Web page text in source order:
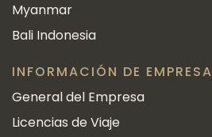
Myanmar
Bali Indonesia
INFORMACIÓN DE EMPRESA
General del Empresa
Licencias de Viaje